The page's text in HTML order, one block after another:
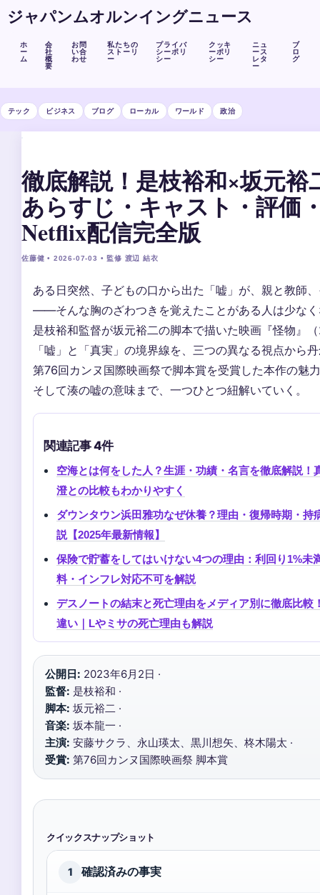
ジャパンムオルンイングニュース
ホ
ー
ム
会
社
概
要
お問
い合
わせ
私たちの
ストーリ
ー
プライバ
シーポリ
シー
クッキ
ーポリ
シー
ニュ
ース
レタ
ー
ブ
ロ
グ
テック ビジネス ブログ ローカル ワールド 政治
徹底解説！是枝裕和×坂元裕
あらすじ・キャスト・評価
Netflix配信完全版
佐藤健 • 2026-07-03 • 監修 渡辺 結衣
ある日突然、子どもの口から出た「嘘」が、親と教師
——そんな胸のざわつきを覚えたことがある人は少な
是枝裕和監督が坂元裕二の脚本で描いた映画『怪物』
「嘘」と「真実」の境界線を、三つの異なる視点から
第76回カンヌ国際映画祭で脚本賞を受賞した本作の魅
そして湊の嘘の意味まで、一つひとつ紐解いていく。
関連記事 4件
空海とは何をした人？生涯・功績・名言を徹底解説！
澄との比較もわかりやすく
ダウンタウン浜田雅功なぜ休養？理由・復帰時期・持
説【2025年最新情報】
保険で貯蓄をしてはいけない4つの理由：利回り1%未
料・インフレ対応不可を解説
デスノートの結末と死亡理由をメディア別に徹底比較
違い｜Lやミサの死亡理由も解説
公開日: 2023年6月2日 ·
監督: 是枝裕和 ·
脚本: 坂元裕二 ·
音楽: 坂本龍一 ·
主演: 安藤サクラ、永山瑛太、黒川想矢、柊木陽太 ·
受賞: 第76回カンヌ国際映画祭 脚本賞
クイックスナップショット
1 確認済みの事実